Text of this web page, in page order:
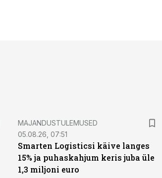
MAJANDUSTULEMUSED
05.08.26, 07:51
Smarten Logisticsi käive langes
15% ja puhaskahjum keris juba üle
1,3 miljoni euro